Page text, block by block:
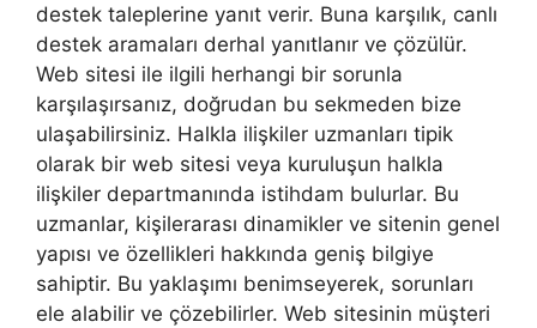
destek taleplerine yanıt verir. Buna karşılık, canlı
destek aramaları derhal yanıtlanır ve çözülür.
Web sitesi ile ilgili herhangi bir sorunla
karşılaşırsanız, doğrudan bu sekmeden bize
ulaşabilirsiniz. Halkla ilişkiler uzmanları tipik
olarak bir web sitesi veya kuruluşun halkla
ilişkiler departmanında istihdam bulurlar. Bu
uzmanlar, kişilerarası dinamikler ve sitenin genel
yapısı ve özellikleri hakkında geniş bilgiye
sahiptir. Bu yaklaşımı benimseyerek, sorunları
ele alabilir ve çözebilirler. Web sitesinin müşteri